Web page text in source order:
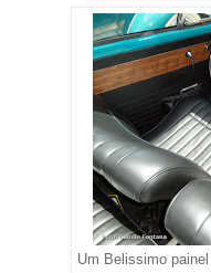
Um Belissimo